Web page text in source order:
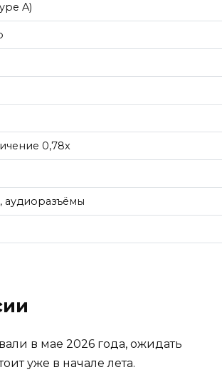
A)
0,78x
аудиоразъёмы
в мае 2026 года, ожидать
уже в начале лета.